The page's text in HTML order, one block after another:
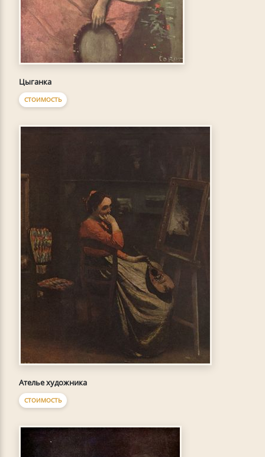
Цыганка
СТОИМОСТЬ
Ателье художника
СТОИМОСТЬ